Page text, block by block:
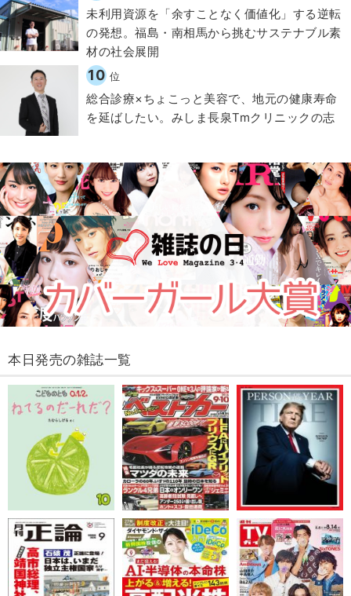
​​未利用資源を「余すことなく価値化」する逆転
の発想。福島・南相馬から挑むサステナブル素
材の社会展開​
10 位
総合診療×ちょこっと美容で、地元の健康寿命
を延ばしたい。みしま長泉Tmクリニックの志
本日発売の雑誌一覧